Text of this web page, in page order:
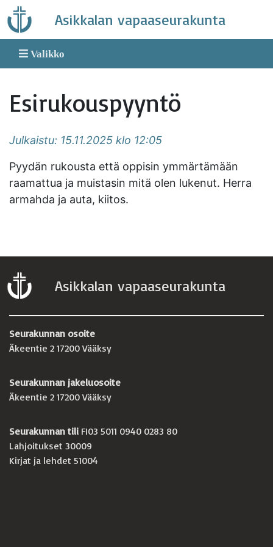
Skip
to
content
Asikkalan vapaaseurakunta
Valikko
Esirukouspyyntö
Julkaistu: 15.11.2025 klo 12:05
Pyydän rukousta että oppisin ymmärtämään
raamattua ja muistasin mitä olen lukenut. Herra
armahda ja auta, kiitos.
Asikkalan vapaaseurakunta
Seurakunnan osoite
Äkeentie 2 17200 Vääksy
Seurakunnan jakeluosoite
Äkeentie 2 17200 Vääksy
Seurakunnan tili FI03 5011 0940 0283 80
Lahjoitukset 30009
Kirjat ja lehdet 51004